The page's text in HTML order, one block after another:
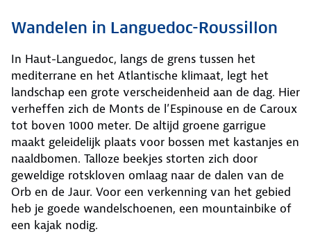
Wandelen in Languedoc-Roussillon
In Haut-Languedoc, langs de grens tussen het
mediterrane en het Atlantische klimaat, legt het
landschap een grote verscheidenheid aan de dag. Hier
verheffen zich de Monts de l’Espinouse en de Caroux
tot boven 1000 meter. De altijd groene garrigue
maakt geleidelijk plaats voor bossen met kastanjes en
naaldbomen. Talloze beekjes storten zich door
geweldige rotskloven omlaag naar de dalen van de
Orb en de Jaur. Voor een verkenning van het gebied
heb je goede wandelschoenen, een mountainbike of
een kajak nodig.